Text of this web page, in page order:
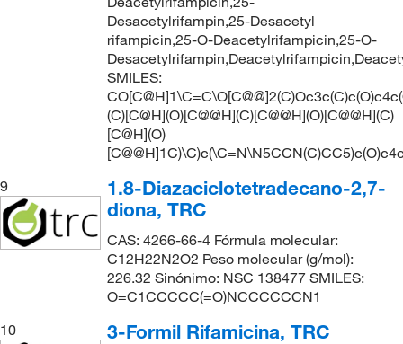
Desacetylrifampin,25-Desacetyl
rifampicin,25-O-Deacetylrifampicin,25-O-
SMILES:
(C)[C@H](O)[C@@H](C)[C@@H](O)[C@@H](C)
[C@H](O)
9
1.8-Diazaciclotetradecano-2,7-
diona, TRC
CAS: 4266-66-4 Fórmula molecular:
C12H22N2O2 Peso molecular (g/mol):
226.32 Sinónimo: NSC 138477 SMILES:
O=C1CCCCC(=O)NCCCCCCN1
10
3-Formil Rifamicina, TRC